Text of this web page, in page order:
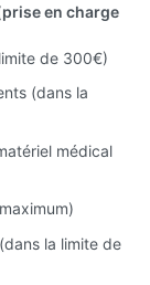
en charge
de 300€)
(dans la
médical
la limite de